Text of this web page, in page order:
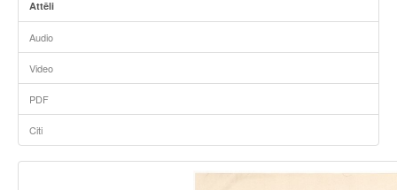
Attēli
Audio
Video
PDF
Citi